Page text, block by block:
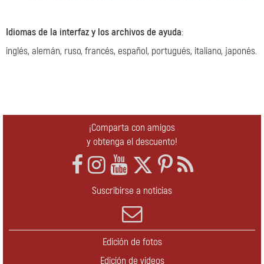
Idiomas de la interfaz y los archivos de ayuda:
inglés, alemán, ruso, francés, español, portugués, italiano, japonés.
¡Comparta con amigos
y obtenga el descuento!
Suscribirse a noticias
Edición de fotos
Edición de vídeos